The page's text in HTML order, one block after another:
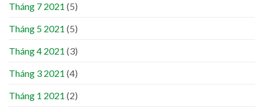
Tháng 7 2021 (5)
Tháng 5 2021 (5)
Tháng 4 2021 (3)
Tháng 3 2021 (4)
Tháng 1 2021 (2)